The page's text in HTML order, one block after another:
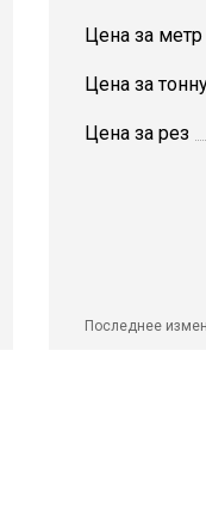
Цена за метр
Цена за
Цена за рез
Последнее